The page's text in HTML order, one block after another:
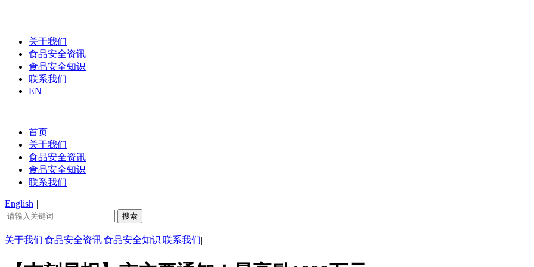
关于我们
食品安全资讯
食品安全知识
联系我们
EN
首页
关于我们
食品安全资讯
食品安全知识
联系我们
English |
关于我们|食品安全资讯|食品安全知识|联系我们|